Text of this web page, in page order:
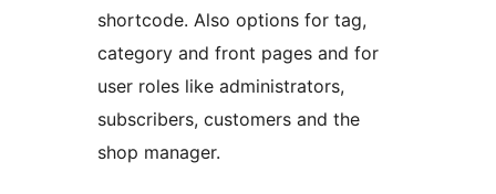
shortcode. Also options for tag,
category and front pages and for
user roles like administrators,
subscribers, customers and the
shop manager.